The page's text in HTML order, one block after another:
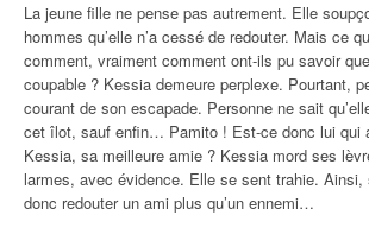
La jeune fille ne pense pas autrement. Elle
hommes qu’elle n’a cessé de redouter. Mais ce
comment, vraiment comment ont-ils pu savoir
coupable ? Kessia demeure perplexe. Pourtant,
courant de son escapade. Personne ne sait
cet îlot, sauf enfin… Pamito ! Est-ce donc lui qui
Kessia, sa meilleure amie ? Kessia mord ses
larmes, avec évidence. Elle se sent trahie. Ainsi,
donc redouter un ami plus qu’un ennemi…